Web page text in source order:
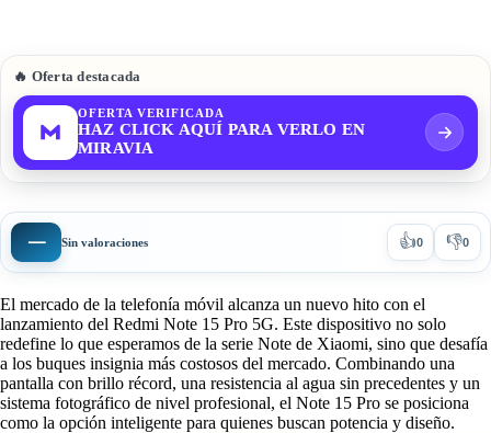
🔥 Oferta destacada
OFERTA VERIFICADA
HAZ CLICK AQUÍ PARA VERLO EN
MIRAVIA
— Sin valoraciones 👍0 👎0
El mercado de la telefonía móvil alcanza un nuevo hito con el
lanzamiento del Redmi Note 15 Pro 5G. Este dispositivo no solo
redefine lo que esperamos de la serie Note de Xiaomi, sino que desafía
a los buques insignia más costosos del mercado. Combinando una
pantalla con brillo récord, una resistencia al agua sin precedentes y un
sistema fotográfico de nivel profesional, el Note 15 Pro se posiciona
como la opción inteligente para quienes buscan potencia y diseño.